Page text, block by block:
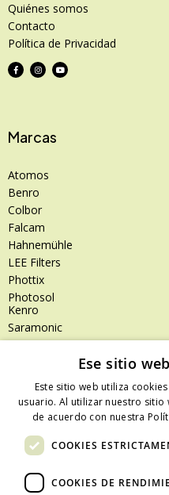
Quiénes somos
Contacto
Política de Privacidad
Marcas
Atomos
Benro
Colbor
Falcam
Hahnemühle
LEE Filters
Phottix
Photosol
Kenro
Saramonic
Shimoda
SanDisk Professional
Tenba
Zeiss
Dónde estamos
Ese sitio
Este sitio web utiliza
usuario. Al utilizar nuestro
de acuerdo con nuestra
COOKIES
COOKIES DE